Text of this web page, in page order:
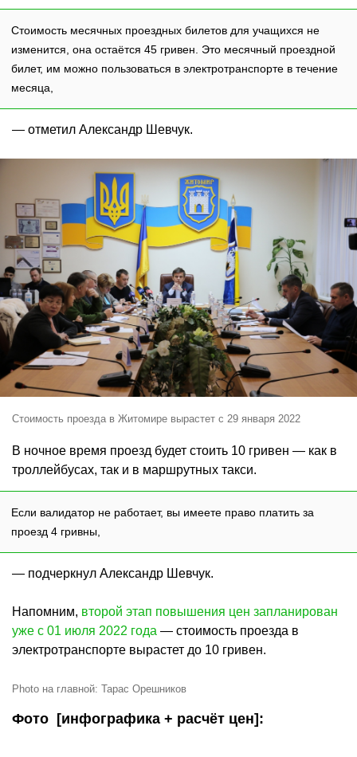
Стоимость месячных проездных билетов для учащихся не
изменится, она остаётся 45 гривен. Это месячный проездной
билет, им можно пользоваться в электротранспорте в течение
месяца,
— отметил Александр Шевчук.
Стоимость проезда в Житомире вырастет с 29 января 2022
В ночное время проезд будет стоить 10 гривен — как в
троллейбусах, так и в маршрутных такси.
Если валидатор не работает, вы имеете право платить за
проезд 4 гривны,
— подчеркнул Александр Шевчук.
Напомним, второй этап повышения цен запланирован
уже с 01 июля 2022 года — стоимость проезда в
электротранспорте вырастет до 10 гривен.
Photo на главной: Тарас Орешников
Фото [инфографика + расчёт цен]: